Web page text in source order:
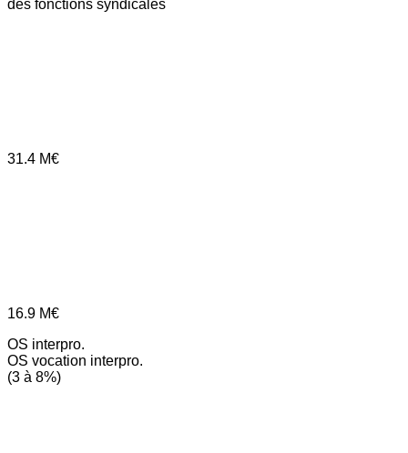
des fonctions syndicales
31.4 M€
16.9 M€
OS interpro.
OS vocation interpro.
(3 à 8%)